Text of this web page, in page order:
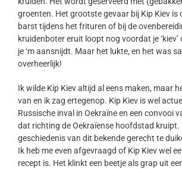
groenten. Het grootste gevaar bij Kip Kiev is
barst tijdens het frituren of bij de
kruidenboter eruit loopt nog voordat je
je ‘m aansnijdt. Maar het lukte, en het was
overheerlijk!
Ik wilde Kip Kiev altijd al eens maken, maar
van en ik zag ertegenop. Kip Kiev is wel
Russische inval in Oekraïne en een convooi
dat richting de Oekraïense hoofdstad kruipt.
geschiedenis van dit bekende gerecht te
Ik heb me even afgevraagd of Kip Kiev wel
recept is. Het klinkt een beetje als grap uit